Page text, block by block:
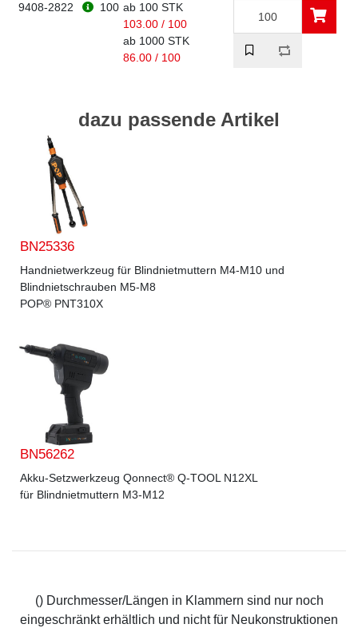
9408-2822
100 ab 100 STK
103.00 / 100
ab 1000 STK
86.00 / 100
dazu passende Artikel
BN25336
Handnietwerkzeug für Blindnietmuttern M4-M10 und
Blindnietschrauben M5-M8
POP® PNT310X
BN56262
Akku-Setzwerkzeug Qonnect® Q-TOOL N12XL
für Blindnietmuttern M3-M12
() Durchmesser/Längen in Klammern sind nur noch
eingeschränkt erhältlich und nicht für Neukonstruktionen